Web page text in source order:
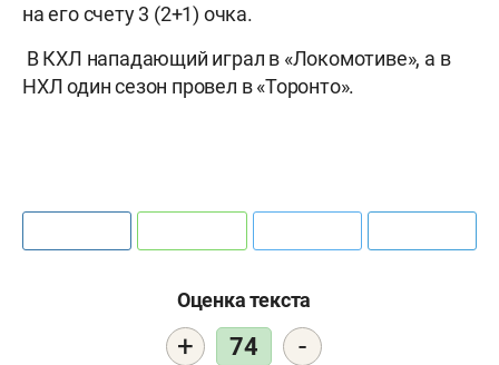
на его счету 3 (2+1) очка.
В КХЛ нападающий играл в «Локомотиве», а в
НХЛ один сезон провел в «Торонто».
Оценка текста
+ 74 -